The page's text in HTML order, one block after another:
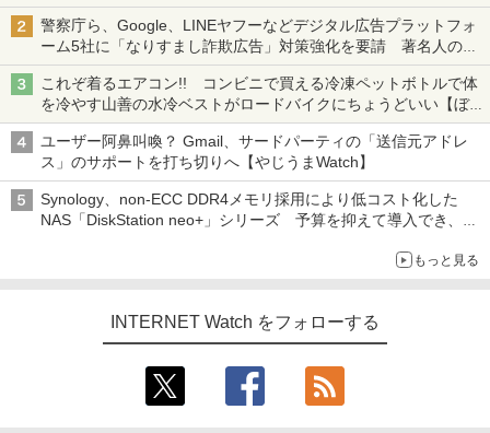
も、持ち替えずに書き込める
警察庁ら、Google、LINEヤフーなどデジタル広告プラットフォ
ーム5社に「なりすまし詐欺広告」対策強化を要請 著名人の写
真や映像を使った投資詐欺などへの対策として
これぞ着るエアコン!! コンビニで買える冷凍ペットボトルで体
を冷やす山善の水冷ベストがロードバイクにちょうどいい【ぼっ
ち・ざ・ろーど！その14】【空いた時間でなにしてる？】
ユーザー阿鼻叫喚？ Gmail、サードパーティの「送信元アドレ
ス」のサポートを打ち切りへ【やじうまWatch】
Synology、non-ECC DDR4メモリ採用により低コスト化した
NAS「DiskStation neo+」シリーズ 予算を抑えて導入でき、
もっと見る
INTERNET Watch をフォローする